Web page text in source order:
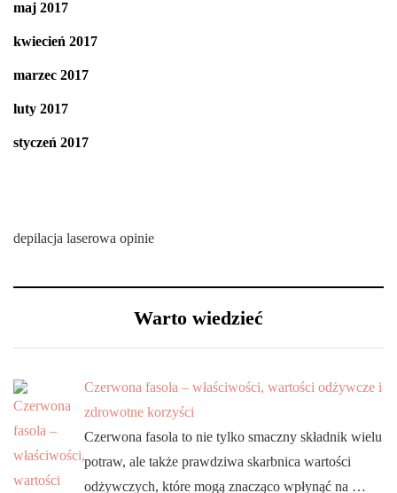
maj 2017
kwiecień 2017
marzec 2017
luty 2017
styczeń 2017
depilacja laserowa opinie
Warto wiedzieć
Czerwona fasola – właściwości, wartości odżywcze i
zdrowotne korzyści
Czerwona fasola to nie tylko smaczny składnik wielu
potraw, ale także prawdziwa skarbnica wartości
odżywczych, które mogą znacząco wpłynąć na …